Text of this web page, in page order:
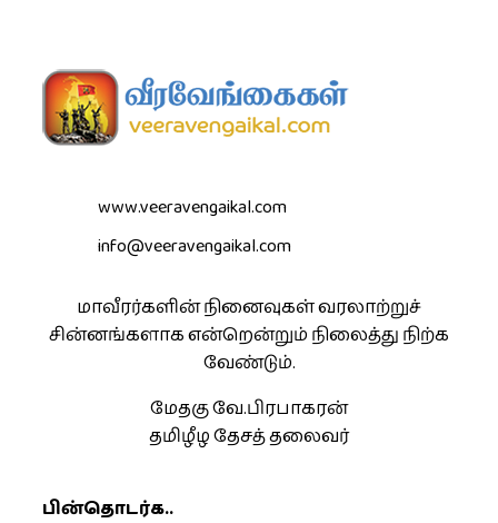
www.veeravengaikal.com
info@veeravengaikal.com
மாவீரர்களின் நினைவுகள் வரலாற்றுச்
சின்னங்களாக என்றென்றும் நிலைத்து நிற்க
வேண்டும்.
மேதகு வே.பிரபாகரன்
தமிழீழ தேசத் தலைவர்
பின்தொடர்க..